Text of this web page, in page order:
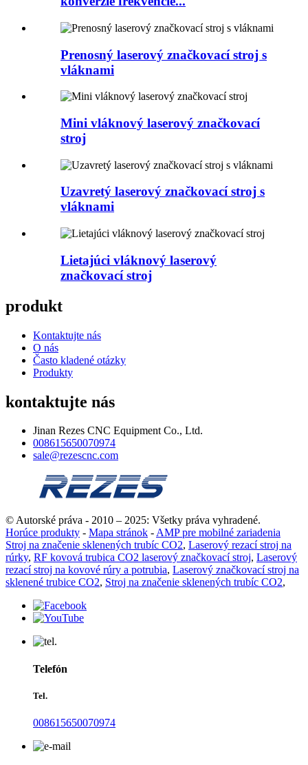
Prenosný laserový značkovací stroj s
vláknami
Mini vláknový laserový značkovací
stroj
Uzavretý laserový značkovací stroj s
vláknami
Lietajúci vláknový laserový
značkovací stroj
produkt
Kontaktujte nás
O nás
Často kladené otázky
Produkty
kontaktujte nás
Jinan Rezes CNC Equipment Co., Ltd.
008615650070974
sale@rezescnc.com
© Autorské práva - 2010 – 2025: Všetky práva vyhradené.
Horúce produkty - Mapa stránok -AMP pre mobilné zariadenia
Stroj na značenie sklenených trubíc CO2, Laserový rezací stroj na
rúrky, RF kovová trubica CO2 laserový značkovací stroj, Laserový
rezací stroj na kovové rúry a potrubia, Laserový značkovací stroj na
sklenené trubice CO2, Stroj na značenie sklenených trubíc CO2,
Telefón
Tel.
008615650070974